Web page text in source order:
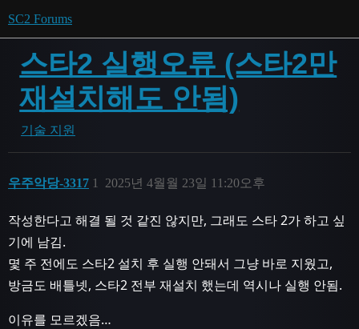
SC2 Forums
스타2 실행오류 (스타2만
재설치해도 안됨)
기술 지원
우주악당-3317 2025년 4월월 23일 11:20오후
1
작성한다고 해결 될 것 같진 않지만, 그래도 스타 2가 하고 싶
기에 남김.
몇 주 전에도 스타2 설치 후 실행 안돼서 그냥 바로 지웠고,
방금도 배틀넷, 스타2 전부 재설치 했는데 역시나 실행 안됨.
이유를 모르겠음…